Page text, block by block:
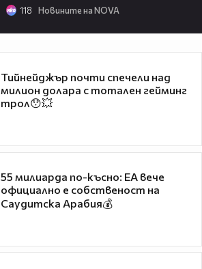
118 Новините на NOVA
Тийнейджър почти спечели над
милион долара с тотален гейминг
трол😯💥
55 милиарда по-късно: EA вече
официално е собственост на
Саудитска Арабия💰